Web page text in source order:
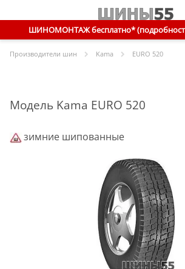
ШИНОМОНТАЖ бесплатно*
Производители шин Kama EURO 520
Модель Kama EURO 520
зимние шипованные